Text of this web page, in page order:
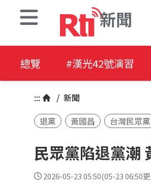
新聞
總覽 #漢光42號演習
::: / 新聞
退黨
黃國昌 台灣民眾黨
民眾黨陷退黨潮
2026-05-23 05:50(05-23 06:50